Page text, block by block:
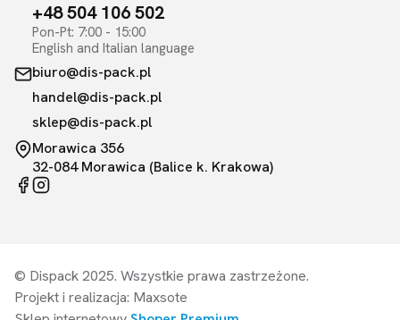
+48 504 106 502
Pon-Pt: 7:00 - 15:00
English and Italian language
biuro@dis-pack.pl
handel@dis-pack.pl
sklep@dis-pack.pl
Morawica 356
32-084 Morawica (Balice k. Krakowa)
© Dispack 2025. Wszystkie prawa zastrzeżone.
Projekt i realizacja: Maxsote